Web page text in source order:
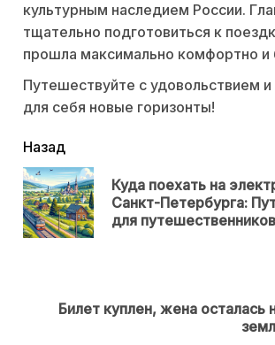
культурным наследием России.
тщательно подготовиться к
прошла максимально комфортно и
Путешествуйте с удовольствием
для себя новые горизонты!
читать
еще
Назад
Куда поехать на
Санкт-Петербурга:
для путешественников
Билет куплен, жена осталась